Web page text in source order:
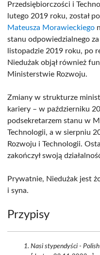
Przedsiębiorczości i
lutego 2019 roku, został
Mateusza Morawieckiego
stanu odpowiedzialnego
listopadzie 2019 roku, po
Niedużak objął również
Ministerstwie Rozwoju.
Zmiany w strukturze
kariery – w październiku
podsekretarzem stanu w
Technologii, a w sierpniu
Rozwoju i Technologii.
zakończył swoją
Prywatnie, Niedużak jest
i syna.
Przypisy
Nasi stypendyści -